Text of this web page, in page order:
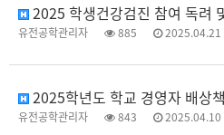
2025 학생건강검진 참여 독려
유전공학관리자 885 2025.04.21
2025학년도 학교 경영자 배상
유전공학관리자 843 2025.04.10